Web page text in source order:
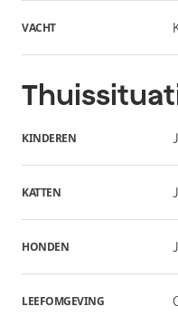
VACHT
KINDEREN
KATTEN
HONDEN
LEEFOMGEVING